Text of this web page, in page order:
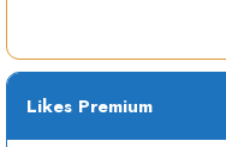
Likes Premium